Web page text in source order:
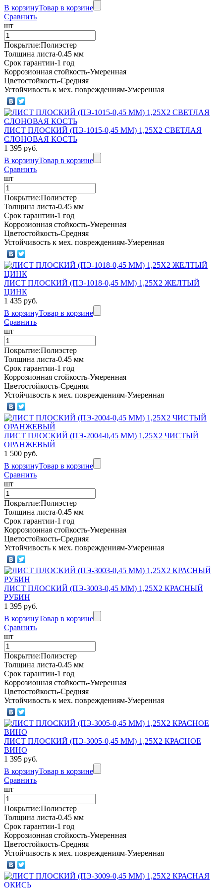
В корзинуТовар в корзине
Сравнить
шт
Покрытие:Полиэстер
Толщина листа-0.45 мм
Срок гарантии-1 год
Коррозионная стойкость-Умеренная
Цветостойкость-Средняя
Устойчивость к мех. повреждениям-Умеренная
ЛИСТ ПЛОСКИЙ (ПЭ-1015-0,45 ММ) 1,25Х2 СВЕТЛАЯ
СЛОНОВАЯ КОСТЬ
1 395 руб.
В корзинуТовар в корзине
Сравнить
шт
Покрытие:Полиэстер
Толщина листа-0.45 мм
Срок гарантии-1 год
Коррозионная стойкость-Умеренная
Цветостойкость-Средняя
Устойчивость к мех. повреждениям-Умеренная
ЛИСТ ПЛОСКИЙ (ПЭ-1018-0,45 ММ) 1,25Х2 ЖЕЛТЫЙ
ЦИНК
1 435 руб.
В корзинуТовар в корзине
Сравнить
шт
Покрытие:Полиэстер
Толщина листа-0.45 мм
Срок гарантии-1 год
Коррозионная стойкость-Умеренная
Цветостойкость-Средняя
Устойчивость к мех. повреждениям-Умеренная
ЛИСТ ПЛОСКИЙ (ПЭ-2004-0,45 ММ) 1,25Х2 ЧИСТЫЙ
ОРАНЖЕВЫЙ
1 500 руб.
В корзинуТовар в корзине
Сравнить
шт
Покрытие:Полиэстер
Толщина листа-0.45 мм
Срок гарантии-1 год
Коррозионная стойкость-Умеренная
Цветостойкость-Средняя
Устойчивость к мех. повреждениям-Умеренная
ЛИСТ ПЛОСКИЙ (ПЭ-3003-0,45 ММ) 1,25Х2 КРАСНЫЙ
РУБИН
1 395 руб.
В корзинуТовар в корзине
Сравнить
шт
Покрытие:Полиэстер
Толщина листа-0.45 мм
Срок гарантии-1 год
Коррозионная стойкость-Умеренная
Цветостойкость-Средняя
Устойчивость к мех. повреждениям-Умеренная
ЛИСТ ПЛОСКИЙ (ПЭ-3005-0,45 ММ) 1,25Х2 КРАСНОЕ
ВИНО
1 395 руб.
В корзинуТовар в корзине
Сравнить
шт
Покрытие:Полиэстер
Толщина листа-0.45 мм
Срок гарантии-1 год
Коррозионная стойкость-Умеренная
Цветостойкость-Средняя
Устойчивость к мех. повреждениям-Умеренная